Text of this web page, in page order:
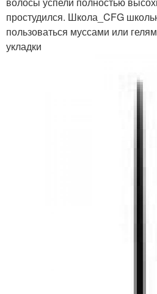
простудился. Школа_CFG
пользоваться муссами или
укладки